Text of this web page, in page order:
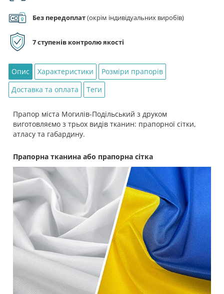
Без передоплат(окрім індивідуальних виробів)
7 ступенів контролю якості
Опис Характеристики
Розміри прапорів
Доставка та оплата
Теги
Прапор міста Могилів-Подільський з друком
виготовляємо з трьох видів тканин: прапорної сітки,
атласу та габардину.
Прапорна тканина або прапорна сітка